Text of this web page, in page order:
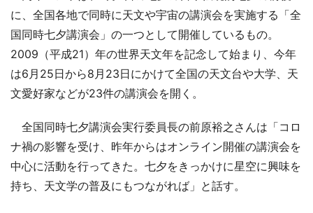
に、全国各地で同時に天文や宇宙の講演会を実施する「全
国同時七夕講演会」の一つとして開催しているもの。
2009（平成21）年の世界天文年を記念して始まり、今年
は6月25日から8月23日にかけて全国の天文台や大学、天
文愛好家などが23件の講演会を開く。
全国同時七夕講演会実行委員長の前原裕之さんは「コロ
ナ禍の影響を受け、昨年からはオンライン開催の講演会を
中心に活動を行ってきた。七夕をきっかけに星空に興味を
持ち、天文学の普及にもつながれば」と話す。